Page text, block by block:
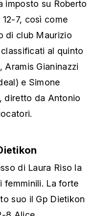
imposto su Roberto
7, così come
di club Maurizio
al quinto
Gianinazzi
e Simone
diretto da Antonio
di Laura Riso la
femminili. La forte
suo il Gp Dietikon